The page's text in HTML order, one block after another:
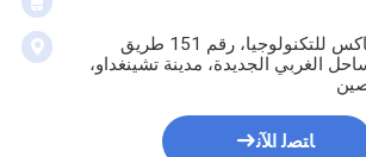
المبنى 13، حديقة ماكس للتكنولوجيا، رقم 151 طريق
الغربي الجديدة، مدينة تشينغداو،
ﺎﺘﺼﻟ ﺍﻶﻧ